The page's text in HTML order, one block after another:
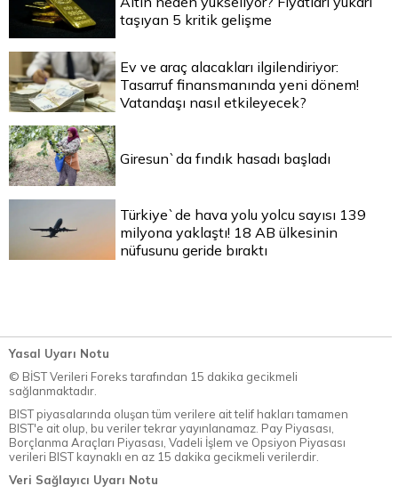
taşıyan 5 kritik gelişme
Ev ve araç alacakları ilgilendiriyor:
Tasarruf finansmanında yeni dönem!
Vatandaşı nasıl etkileyecek?
Giresun`da fındık hasadı başladı
Türkiye`de hava yolu yolcu sayısı 139
milyona yaklaştı! 18 AB ülkesinin
nüfusunu geride bıraktı
Yasal Uyarı Notu
© BİST Verileri Foreks tarafından 15 dakika gecikmeli
sağlanmaktadır.
BIST piyasalarında oluşan tüm verilere ait telif hakları tamamen
BIST'e ait olup, bu veriler tekrar yayınlanamaz. Pay Piyasası,
Borçlanma Araçları Piyasası, Vadeli İşlem ve Opsiyon Piyasası
verileri BIST kaynaklı en az 15 dakika gecikmeli verilerdir.
Veri Sağlayıcı Uyarı Notu